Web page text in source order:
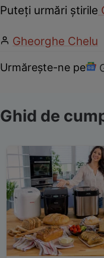
Puteţi urmări ştirile
Gheorghe Chelu
Urmărește-ne pe
Ghid de